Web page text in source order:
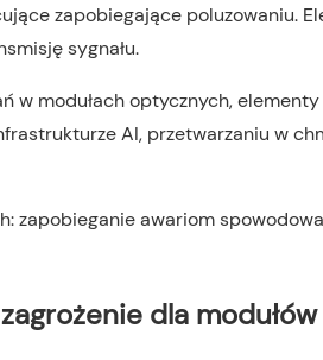
zapobiegające poluzowaniu.
sygnału.
w modułach optycznych,
AI, przetwarzaniu w
dla